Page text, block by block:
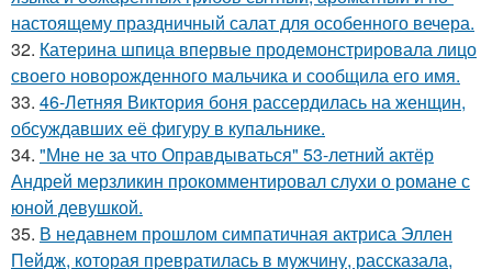
настоящему праздничный салат для особенного вечера.
32. Катерина шпица впервые продемонстрировала лицо
своего новорожденного мальчика и сообщила его имя.
33. 46-Летняя Виктория боня рассердилась на женщин,
обсуждавших её фигуру в купальнике.
34. "Мне не за что Оправдываться" 53-летний актёр
Андрей мерзликин прокомментировал слухи о романе с
юной девушкой.
35. В недавнем прошлом симпатичная актриса Эллен
Пейдж, которая превратилась в мужчину, рассказала,